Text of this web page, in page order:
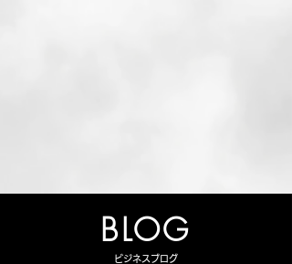
BLOG
ビジネスブログ